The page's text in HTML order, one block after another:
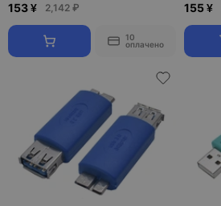
153 ¥ 2,142 ₽
10
оплачено
155 ¥